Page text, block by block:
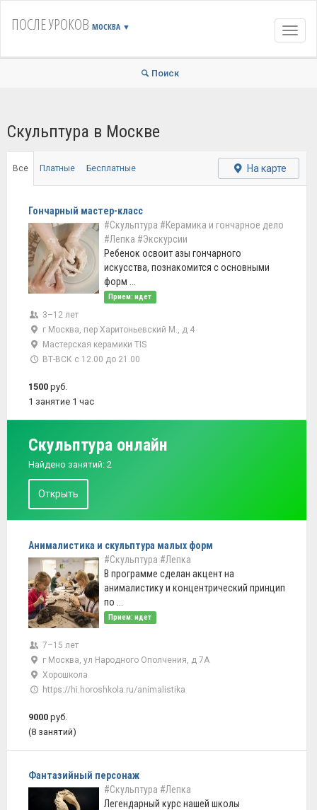
ПОСЛЕ УРОКОВ МОСКВА ▼
Поиск
Скульптура в Москве
Все Платные Бесплатные На карте
Гончарный мастер-класс
#Скульптура #Керамика и гончарное дело
#Лепка #Экскурсии
Ребенок освоит азы гончарного
искусства, познакомится с основными
форм ...
Прием: идет
3–12 лет
г Москва, пер Харитоньевский М., д 4
Мастерская керамики TIS
ВТ-ВСК с 12.00 до 21.00
1500 руб.
1 занятие 1 час
Скульптура онлайн
Найдено занятий: 2
Открыть
Анималистика и скульптура малых форм
#Скульптура #Лепка
В программе сделан акцент на
анималистику и концентрический принцип
по ...
Прием: идет
7–15 лет
г Москва, ул Народного Ополчения, д 7А
Хорошкола
https://hi.horoshkola.ru/animalistika
9000 руб.
(8 занятий)
Фантазийный персонаж
#Скульптура #Лепка
Легендарный курс нашей школы